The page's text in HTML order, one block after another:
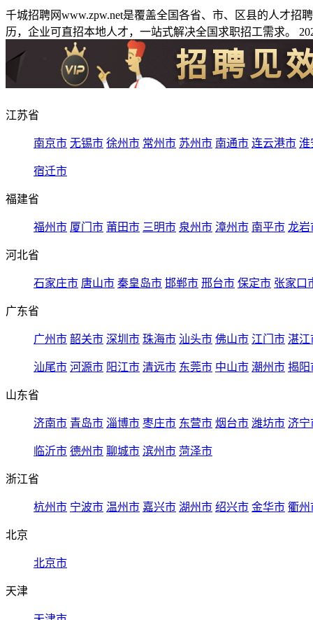
千城招聘网www.zpw.net是覆盖全国各省、市、区县的人才
历，企业可直招本地人才，一站式解决全国求职招工需求。
江苏省
南京市 无锡市 徐州市 常州市 苏州市 南通市 连云港市 淮
宿迁市
福建省
福州市 厦门市 莆田市 三明市 泉州市 漳州市 南平市 龙岩
河北省
石家庄市 唐山市 秦皇岛市 邯郸市 邢台市 保定市 张家口
广东省
广州市 韶关市 深圳市 珠海市 汕头市 佛山市 江门市 湛江
汕尾市 河源市 阳江市 清远市 东莞市 中山市 潮州市 揭阳
山东省
济南市 青岛市 淄博市 枣庄市 东营市 烟台市 潍坊市 济宁
临沂市 德州市 聊城市 滨州市 菏泽市
浙江省
杭州市 宁波市 温州市 嘉兴市 湖州市 绍兴市 金华市 衢州
北京
北京市
天津